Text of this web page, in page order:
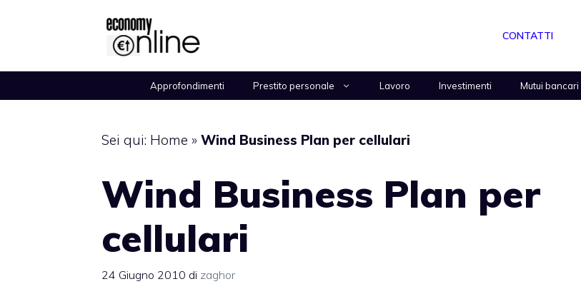
CONTATTI
Approfondimenti Prestito personale Lavoro Investimenti Mutui bancari
Sei qui: Home » Wind Business Plan per cellulari
Wind Business Plan per
cellulari
24 Giugno 2010 di zaghor